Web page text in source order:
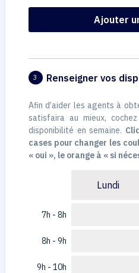
Ajouter
3 Renseigner vos
Afin d’aider les agents à
satisfaira au mieux,
disponibilité en semaine.
cases pour changer les
« oui », le orange à « si
7h - 8h
8h - 9h
9h - 10h
Lundi